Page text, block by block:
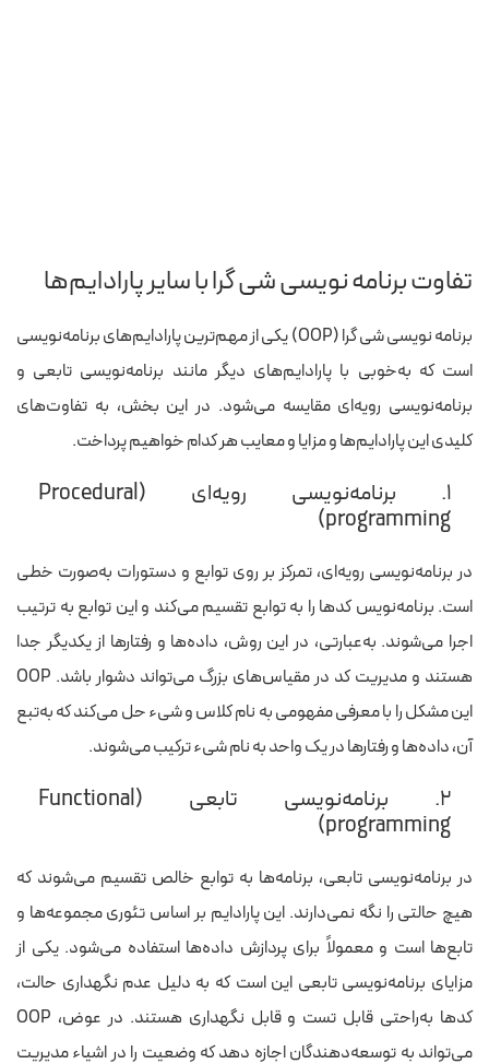
تفاوت برنامه نویسی شی گرا با سایر پارادایم‌ها
برنامه نویسی شی گرا (OOP) یکی از مهم‌ترین پارادایم‌های برنامه‌نویسی
است که به‌خوبی با پارادایم‌های دیگر مانند برنامه‌نویسی تابعی و
برنامه‌نویسی رویه‌ای مقایسه می‌شود. در این بخش، به تفاوت‌های
کلیدی این پارادایم‌ها و مزایا و معایب هر کدام خواهیم پرداخت.
۱. برنامه‌نویسی رویه‌ای (Procedural
programming)
در برنامه‌نویسی رویه‌ای، تمرکز بر روی توابع و دستورات به‌صورت خطی
است. برنامه‌نویس کدها را به توابع تقسیم می‌کند و این توابع به ترتیب
اجرا می‌شوند. به‌عبارتی، در این روش، داده‌ها و رفتارها از یکدیگر جدا
هستند و مدیریت کد در مقیاس‌های بزرگ می‌تواند دشوار باشد. OOP
این مشکل را با معرفی مفهومی به نام کلاس و شیء حل می‌کند که به‌تبع
آن، داده‌ها و رفتارها در یک واحد به نام شیء ترکیب می‌شوند.
۲. برنامه‌نویسی تابعی (Functional
programming)
در برنامه‌نویسی تابعی، برنامه‌ها به توابع خالص تقسیم می‌شوند که
هیچ حالتی را نگه نمی‌دارند. این پارادایم بر اساس تئوری مجموعه‌ها و
تابع‌ها است و معمولاً برای پردازش داده‌ها استفاده می‌شود. یکی از
مزایای برنامه‌نویسی تابعی این است که به دلیل عدم نگهداری حالت،
کدها به‌راحتی قابل تست و قابل نگهداری هستند. در عوض، OOP
می‌تواند به توسعه‌دهندگان اجازه دهد که وضعیت را در اشیاء مدیریت